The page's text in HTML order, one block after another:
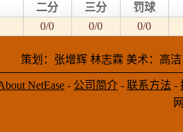
二分 三分
罚球
0/0 0/0 0/0
策划：张增辉 林志霖 美术：高
NetEase - 公司简介 - 联系方法 -